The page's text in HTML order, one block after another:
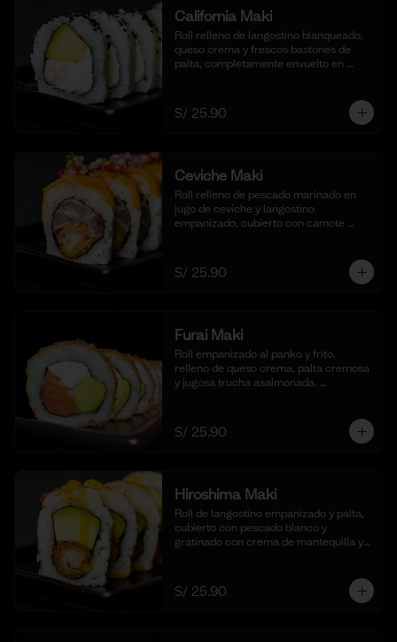
California Maki
Roll relleno de langostino blanqueado,
queso crema y frescos bastones de
palta, completamente envuelto en
salsa shoyu. (10 cortes).
S/ 25.90
Ceviche Maki
Roll relleno de pescado marinado en
jugo de ceviche y langostino
empanizado, cubierto con camote
S/ 25.90
Furai Maki
Roll empanizado al panko y frito,
relleno de queso crema, palta cremosa
y jugosa trucha asalmonada.
S/ 25.90
Hiroshima Maki
Roll de langostino empanizado y palta,
cubierto con pescado blanco y
gratinado con crema de mantequilla y
shoyu. (10 cortes).
S/ 25.90